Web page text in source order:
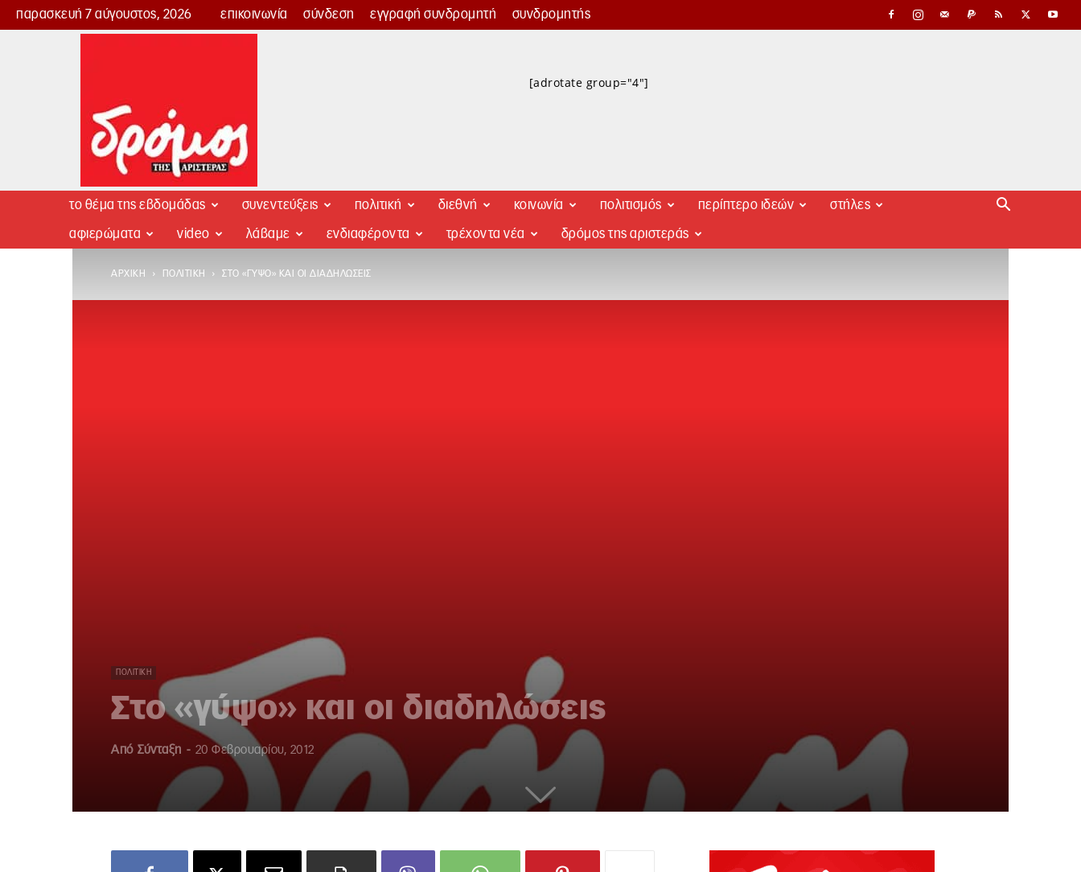
παρασκευή 7 αύγουστος, 2026 επικοινωνία σύνδεση εγγραφή συνδρομητή συνδρομητής
Δρόμος
[adrotate group="4"]
το θέμα της εβδομάδας συνεντεύξεις πολιτική διεθνή κοινωνία πολιτισμός περίπτερο ιδεών στήλες
αφιερώματα video λάβαμε ενδιαφέροντα τρέχοντα νέα δρόμος της αριστεράς
ΑΡΧΙΚΉ ΠΟΛΙΤΙΚΉ ΣΤΟ «ΓΎΨΟ» ΚΑΙ ΟΙ ΔΙΑΔΗΛΏΣΕΙΣ
ΠΟΛΙΤΙΚΉ
Στο «γύψο» και οι διαδηλώσεις
Από Σύνταξη - 20 Φεβρουαρίου, 2012